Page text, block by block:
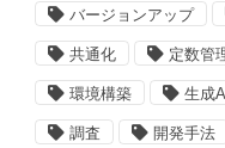
バージョンアップ
共通化 定数管
環境構築 生成AI
調査 開発手法